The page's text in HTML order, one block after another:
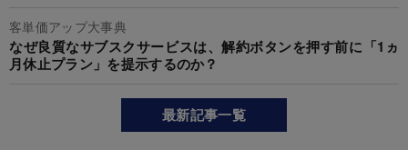
客単価アップ大事典
なぜ良質なサブスクサービスは、解約ボタンを押す前に「1ヵ
月休止プラン」を提示するのか？
最新記事一覧